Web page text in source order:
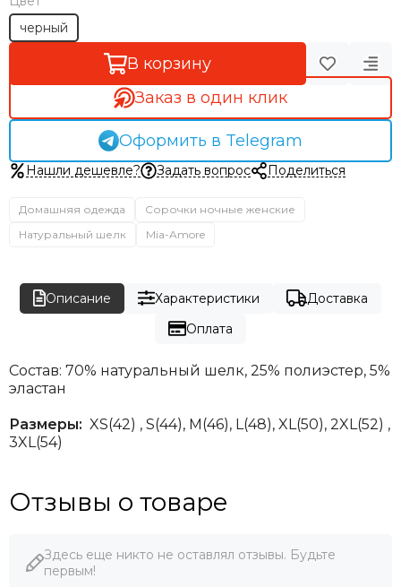
черный
В корзину
Заказ в один клик
Оформить в Telegram
Нашли дешевле? Задать вопрос Поделиться
Домашняя одежда
Сорочки ночные женские
Натуральный шелк
Mia-Amore
Описание Характеристики
Доставка
Оплата
Состав: 70% натуральный шелк, 25% полиэстер, 5%
эластан
Размеры: XS(42) , S(44), М(46), L(48), XL(50), 2XL(52) ,
3XL(54)
Отзывы о товаре
Здесь еще никто не оставлял отзывы. Будьте
первым!